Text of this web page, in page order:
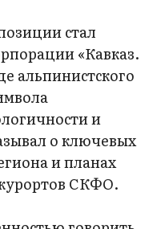
стал
«Кавказ.
альпинистского
и
о ключевых
и планах
СКФО.